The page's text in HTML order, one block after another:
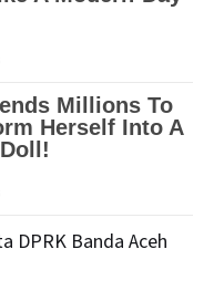
DPRK Banda Aceh